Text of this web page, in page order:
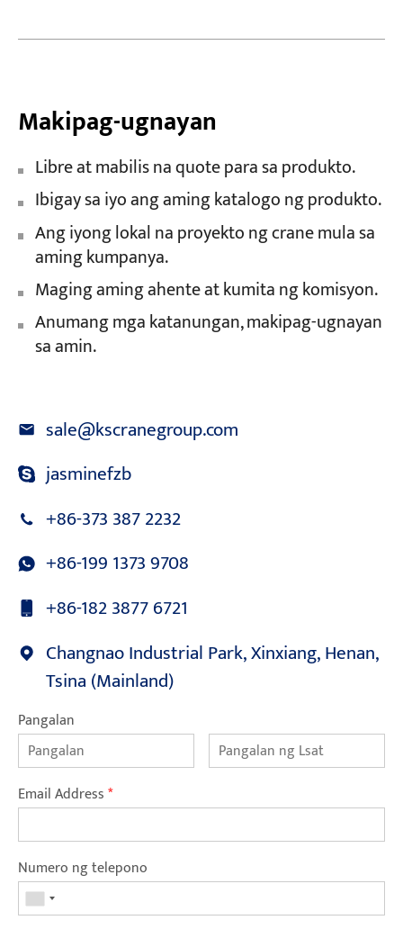
Makipag-ugnayan
Libre at mabilis na quote para sa produkto.
Ibigay sa iyo ang aming katalogo ng produkto.
Ang iyong lokal na proyekto ng crane mula sa
aming kumpanya.
Maging aming ahente at kumita ng komisyon.
Anumang mga katanungan, makipag-ugnayan
sa amin.
sale@kscranegroup.com
jasminefzb
+86-373 387 2232
+86-199 1373 9708
+86-182 3877 6721
Changnao Industrial Park, Xinxiang, Henan,
Tsina (Mainland)
Pangalan
Email Address*
Numero ng telepono